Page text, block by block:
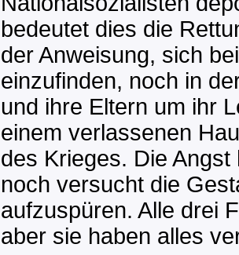
bedeutet dies die
der Anweisung, sich
einzufinden, noch in
und ihre Eltern um ihr
einem verlassenen
des Krieges. Die
noch versucht die
aufzuspüren. Alle drei
aber sie haben alles